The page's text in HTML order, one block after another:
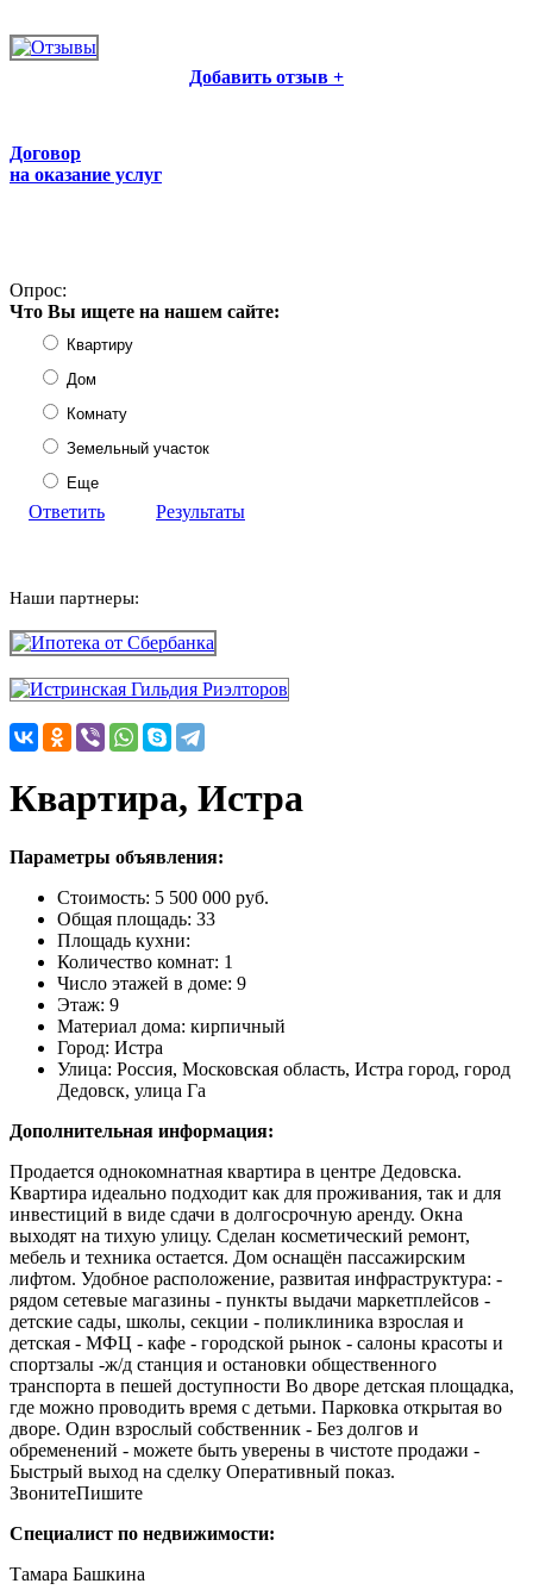
Добавить отзыв +
Договор
на оказание услуг
Опрос:
Что Вы ищете на нашем сайте:
Квартиру
Дом
Комнату
Земельный участок
Еще
Ответить Результаты
Наши партнеры:
Квартира, Истра
Параметры объявления:
Стоимость: 5 500 000 руб.
Общая площадь: 33
Площадь кухни:
Количество комнат: 1
Число этажей в доме: 9
Этаж: 9
Материал дома: кирпичный
Город: Истра
Улица: Россия, Московская область, Истра город, город
Дедовск, улица Га
Дополнительная информация:
Продается однокомнатная квартира в центре Дедовска.
Квартира идеально подходит как для проживания, так и для
инвестиций в виде сдачи в долгосрочную аренду. Окна
выходят на тихую улицу. Сделан косметический ремонт,
мебель и техника остается. Дом оснащён пассажирским
лифтом. Удобное расположение, развитая инфраструктура: -
рядом сетевые магазины - пункты выдачи маркетплейсов -
детские сады, школы, секции - поликлиника взрослая и
детская - МФЦ - кафе - городской рынок - салоны красоты и
спортзалы -ж/д станция и остановки общественного
транспорта в пешей доступности Во дворе детская площадка,
где можно проводить время с детьми. Паpковка открытая во
дворе. Один взрослый собственник - Без долгов и
обременений - можете быть уверены в чистоте продажи -
Быстрый выход на сделку Оперативный показ.
ЗвонитеПишите
Специалист по недвижимости:
Тамара Башкина